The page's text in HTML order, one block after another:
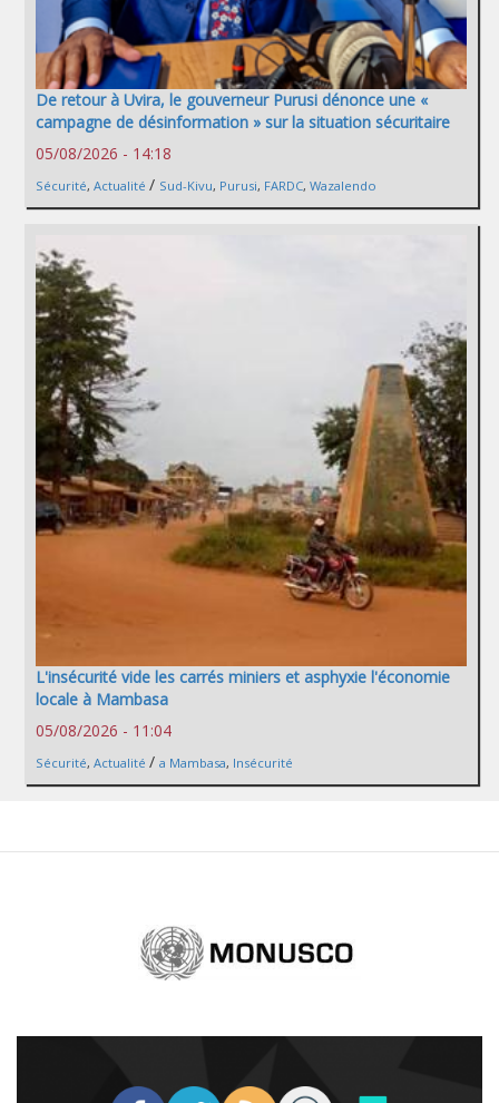
De retour à Uvira, le gouverneur Purusi dénonce une «
campagne de désinformation » sur la situation sécuritaire
05/08/2026 - 14:18
Sécurité, Actualité / Sud-Kivu, Purusi, FARDC, Wazalendo
L'insécurité vide les carrés miniers et asphyxie l'économie
locale à Mambasa
05/08/2026 - 11:04
Sécurité, Actualité / a Mambasa, Insécurité